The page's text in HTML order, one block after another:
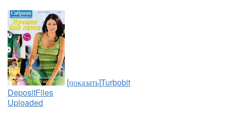
[показать]Turbobit
DepositFiles
Uploaded